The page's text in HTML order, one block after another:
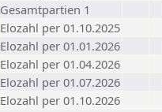
Gesamtpartien 1
Elozahl per 01.10.2025
Elozahl per 01.01.2026
Elozahl per 01.04.2026
Elozahl per 01.07.2026
Elozahl per 01.10.2026